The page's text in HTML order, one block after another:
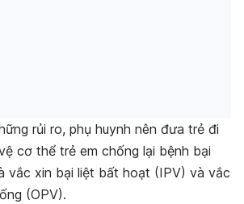
rủi ro, phụ huynh nên đưa trẻ đi
cơ thể trẻ em chống lại bệnh bại
vắc xin bại liệt bất hoạt (IPV) và vắc
(OPV).